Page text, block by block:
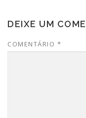
DEIXE UM
COMENTÁRIO *